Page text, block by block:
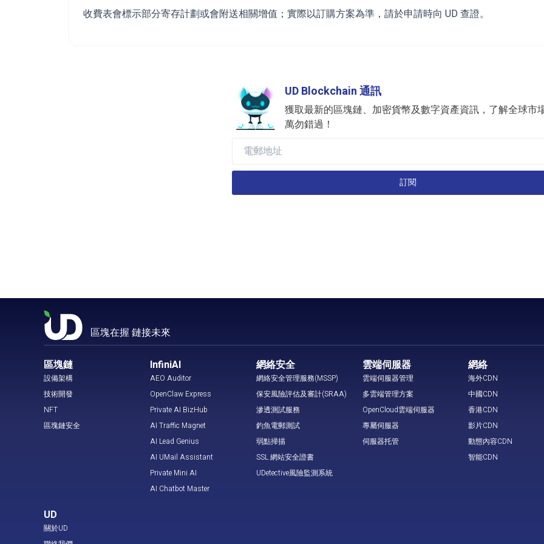
收費表會標示部分寄存計劃或會附送相關增值；實際以訂購方案為準，請於申請時向 UD 查證。
UD Blockchain 通訊
獲取最新的區塊鏈、加密貨幣及數字資產資訊，了解全球市
萬勿錯過！
訂閱
區塊在握 鏈接未來
區塊鏈
設備架構
技術開發
NFT
區塊鏈安全
InfiniAI
AEO Auditor
OpenClaw Express
Private AI BizHub
AI Traffic Magnet
AI Lead Genius
AI UMail Assistant
Private Mini AI
AI Chatbot Master
網絡安全
網絡安全管理服務(MSSP)
保安風險評估及審計(SRAA)
滲透測試服務
釣魚電郵測試
弱點掃描
SSL 網站安全證書
UDetective風險監測系統
雲端伺服器
雲端伺服器管理
多雲端管理方案
OpenCloud雲端伺服器
專屬伺服器
伺服器托管
網絡
海外CDN
中國CDN
香港CDN
影片CDN
動態內容CDN
智能CDN
UD
關於UD